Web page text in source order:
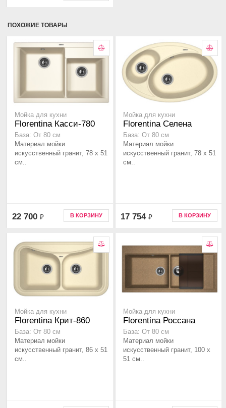
ПОХОЖИЕ ТОВАРЫ
Мойка для кухни
Florentina Касси-780
База: От 80 см
Материал мойки
искусственный гранит, 78 x 51
см..
22 700 ₽ В КОРЗИНУ
Мойка для кухни
Florentina Селена
База: От 80 см
Материал мойки
искусственный гранит, 78 x 51
см..
17 754 ₽ В КОРЗИНУ
Мойка для кухни
Florentina Крит-860
База: От 80 см
Материал мойки
искусственный гранит, 86 x 51
см..
Мойка для кухни
Florentina Россана
База: От 80 см
Материал мойки
искусственный гранит, 100 x
51 см..